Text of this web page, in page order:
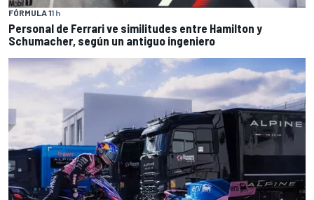
FÓRMULA 11 h
Personal de Ferrari ve similitudes entre Hamilton y
Schumacher, según un antiguo ingeniero